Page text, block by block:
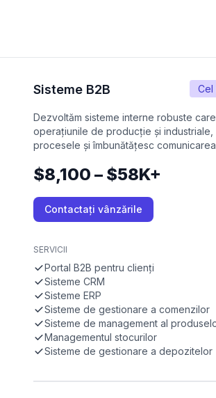
Cel
Sisteme B2B
Dezvoltăm sisteme interne robuste
operațiunile de producție și industriale,
procesele și îmbunătățesc
$8,100 – $58K+
Contactați vânzările
SERVICII
Portal B2B pentru clienți
Sisteme CRM
Sisteme ERP
Sisteme de gestionare a comenzilor
Sisteme de management al
Managementul stocurilor
Sisteme de gestionare a depozitelor